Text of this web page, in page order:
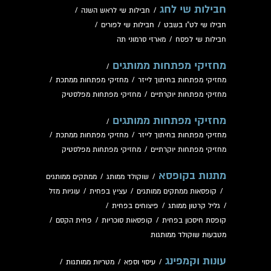
חבילות שי לחג / חבילות שי לראש השנה /
חבילו שי לט"ו בשבט / חבילות שי לפורים /
חבילות שי לפסח / מארזי סרמוני תה
מחזיקי מפתחות ממותגים /
מחזיקי מפתחות בחיתוך לייזר / מחזיקי מפתחות ממתכת /
מחזיקי מפתחות יוקרתיים / מחזיקי מפתחות מפלסטיק
מחזיקי מפתחות ממותגים /
מחזיקי מפתחות בחיתוך לייזר / מחזיקי מפתחות ממתכת /
מחזיקי מפתחות יוקרתיים / מחזיקי מפתחות מפלסטיק
מתנות בקופסא / שוקולד ממותג / ממתקים ממותגים
/ קופסאות ממתקים ממותגים / עציץ בפחית / עוגיות מזל
/ גליל קרטון ממותג / פיצוחים בפחית /
קופסת חיסכון בפחית / קופסאות סוכריות / פחית הקסם /
מטבעות שוקולד ממותגות
עונות וקמפינג / עיסוי וספא / מטריות ממותגות /